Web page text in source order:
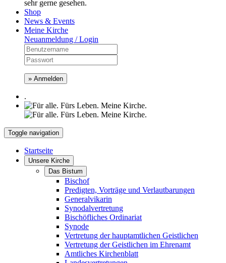
sehr gerne gesehen.
Shop
News & Events
Meine Kirche
Neuanmeldung / Login
» Anmelden
.
Toggle navigation
Startseite
Unsere Kirche
Das Bistum
Bischof
Predigten, Vorträge und Verlautbarungen
Generalvikarin
Synodalvertretung
Bischöfliches Ordinariat
Synode
Vertretung der hauptamtlichen Geistlichen
Vertretung der Geistlichen im Ehrenamt
Amtliches Kirchenblatt